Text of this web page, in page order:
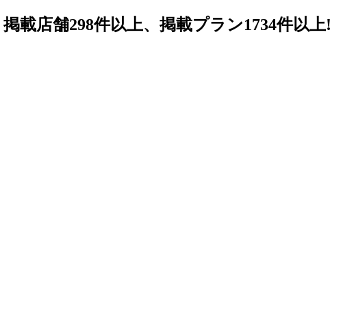
載店舗298件以上、掲載プラン1734件以上!